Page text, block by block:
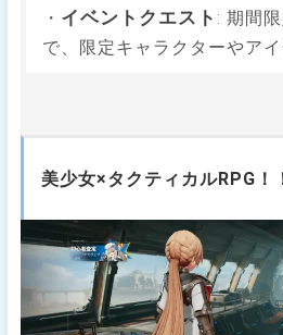
・ イベントクエスト : 期間
で、限定キャラクターやアイ
美少女×タクティカルRPG！